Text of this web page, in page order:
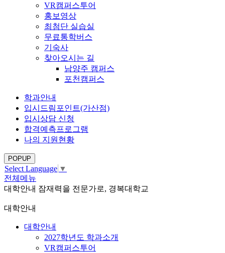
VR캠퍼스투어
홍보영상
최첨단 실습실
무료통학버스
기숙사
찾아오시는 길
남양주 캠퍼스
포천캠퍼스
학과안내
입시드림포인트(가산점)
입시상담 신청
합격예측프로그램
나의 지원현황
POPUP
Select Language ▼
전체메뉴
대학안내 잠재력을 전문가로, 경복대학교
대학안내
대학안내
2027학년도 학과소개
VR캠퍼스투어